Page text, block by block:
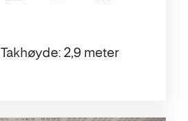
Takhøyde: 2,9 meter